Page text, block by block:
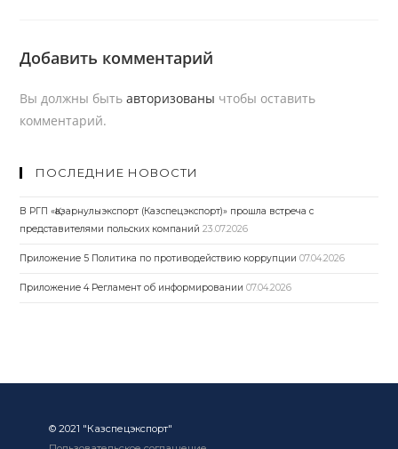
Добавить комментарий
Вы должны бытьавторизованы чтобы оставить
комментарий.
ПОСЛЕДНИЕ НОВОСТИ
В РГП «Қазарнулыэкспорт (Казспецэкспорт)» прошла встреча с
представителями польских компаний 23.07.2026
Приложение 5 Политика по противодействию коррупции 07.04.2026
Приложение 4 Регламент об информировании 07.04.2026
© 2021 "Казспецэкспорт"